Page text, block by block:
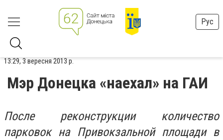
Рус
13:29, 3 вересня 2013 р.
Мэр Донецка «наехал» на ГАИ
После реконструкции количество
парковок на Привокзальной площади в